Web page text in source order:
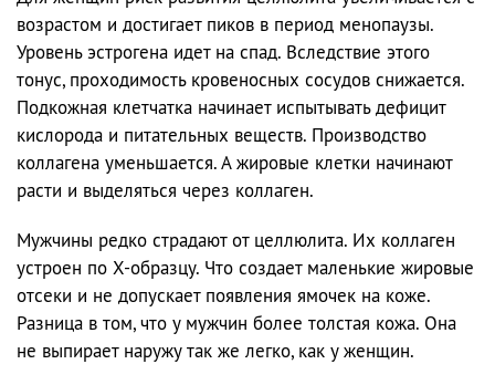
возрастом и достигает пиков в период менопаузы.
Уровень эстрогена идет на спад. Вследствие этого
тонус, проходимость кровеносных сосудов снижается.
Подкожная клетчатка начинает испытывать дефицит
кислорода и питательных веществ. Производство
коллагена уменьшается. А жировые клетки начинают
расти и выделяться через коллаген.
Мужчины редко страдают от целлюлита. Их коллаген
устроен по Х-образцу. Что создает маленькие жировые
отсеки и не допускает появления ямочек на коже.
Разница в том, что у мужчин более толстая кожа. Она
не выпирает наружу так же легко, как у женщин.